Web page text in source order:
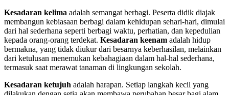
Kesadaran kelima adalah semangat berbagi. Peserta didik diajak
membangun kebiasaan berbagi dalam kehidupan sehari-hari, dimulai
dari hal sederhana seperti berbagi waktu, perhatian, dan kepedulian
kepada orang-orang terdekat. Kesadaran keenam adalah hidup
bermakna, yang tidak diukur dari besarnya keberhasilan, melainkan
dari ketulusan menemukan kebahagiaan dalam hal-hal sederhana,
termasuk saat merawat tanaman di lingkungan sekolah.
Kesadaran ketujuh adalah harapan. Setiap langkah kecil yang